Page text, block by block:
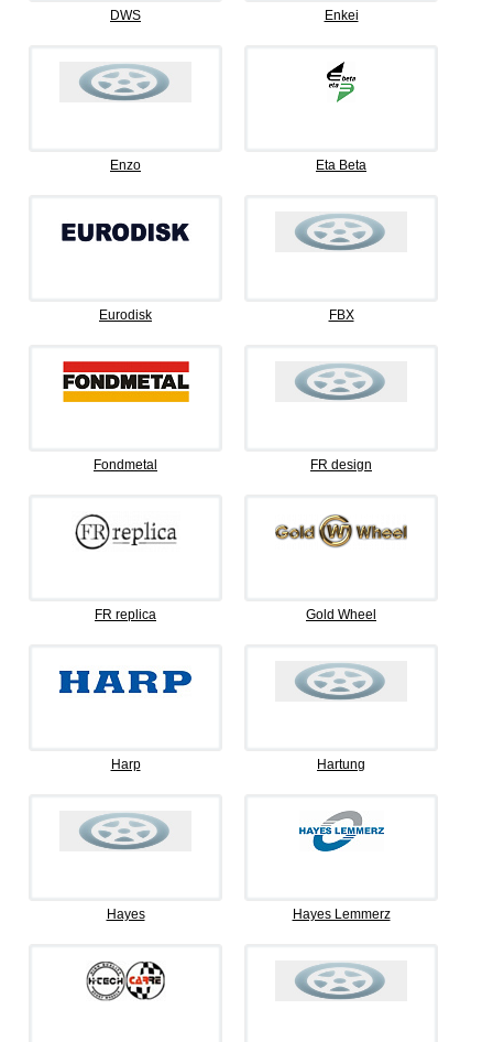
DWS Enkei
Enzo Eta Beta
Eurodisk FBX
Fondmetal FR design
FR replica Gold Wheel
Harp Hartung
Hayes Hayes Lemmerz